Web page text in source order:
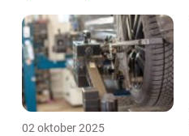
02 oktober 2025